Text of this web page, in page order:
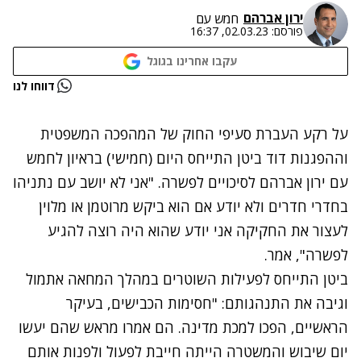
ירון אברהם חמש עם
פורסם: 02.03.23, 16:37
עקבו אחרינו בגוגל
נתקלנו בבעיה דווחו לנו
על רקע העברת סעיפי החוק של המהפכה המשפטית
וההפגנות דוד ביטן התייחס היום (חמישי) בראיון לחמש
עם ירון אברהם לסיכויים לפשרה. "אני לא יושב עם נתניהו
בחדרי חדרים ולא יודע אם הוא ביקש מרוטמן או מלוין
לעצור את החקיקה אני יודע שהוא היה רוצה להגיע
לפשרה", אמר.
ביטן התייחס לפעילות השוטרים במהלך המחאה אתמול
וגיבה את התנהגותם: "חסימות הכבישים, בעיקר
הראשיים, הפכו למכת מדינה. הם אמרו מראש שהם יעשו
יום שיבוש והמשטרה הייתה חייבת לפעול ולפנות אותם